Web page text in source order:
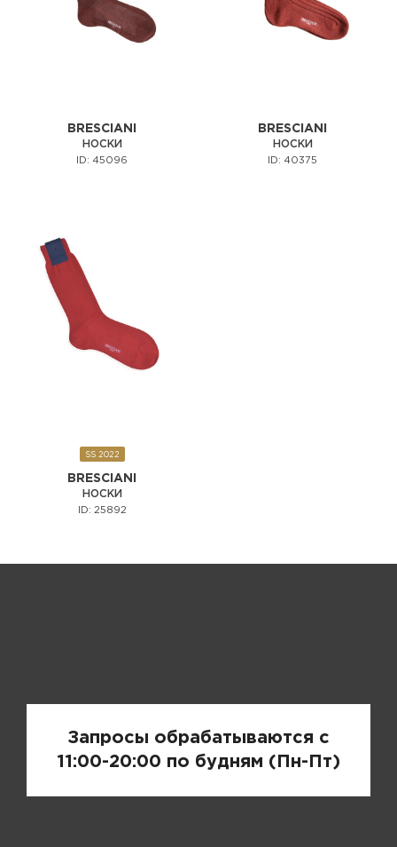
BRESCIANI
НОСКИ
ID: 45096
BRESCIANI
НОСКИ
ID: 40375
SS 2022
BRESCIANI
НОСКИ
ID: 25892
Запросы обрабатываются с
11:00-20:00 по будням (Пн-Пт)